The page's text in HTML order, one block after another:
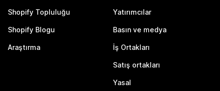
Shopify Topluluğu
Shopify Blogu
Araştırma
Yatırımcılar
Basın ve medya
İş Ortakları
Satış ortakları
Yasal